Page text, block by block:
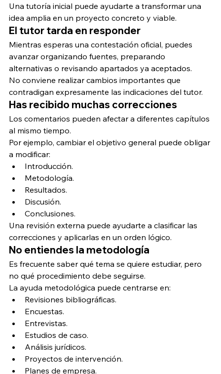
Una tutoría inicial puede ayudarte a transformar una
idea amplia en un proyecto concreto y viable.
El tutor tarda en responder
Mientras esperas una contestación oficial, puedes
avanzar organizando fuentes, preparando
alternativas o revisando apartados ya aceptados.
No conviene realizar cambios importantes que
contradigan expresamente las indicaciones del tutor.
Has recibido muchas correcciones
Los comentarios pueden afectar a diferentes capítulos
al mismo tiempo.
Por ejemplo, cambiar el objetivo general puede obligar
a modificar:
Introducción.
Metodología.
Resultados.
Discusión.
Conclusiones.
Una revisión externa puede ayudarte a clasificar las
correcciones y aplicarlas en un orden lógico.
No entiendes la metodología
Es frecuente saber qué tema se quiere estudiar, pero
no qué procedimiento debe seguirse.
La ayuda metodológica puede centrarse en:
Revisiones bibliográficas.
Encuestas.
Entrevistas.
Estudios de caso.
Análisis jurídicos.
Proyectos de intervención.
Planes de empresa.